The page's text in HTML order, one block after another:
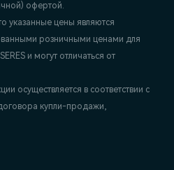
офертой.
указанные цены являются
розничными ценами для
и могут отличаться от
осуществляется в соответствии с
купли-продажи,